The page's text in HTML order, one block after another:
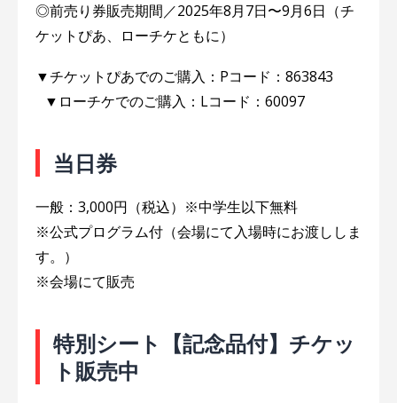
◎前売り券販売期間／2025年8月7日〜9月6日（チ
ケットぴあ、ローチケともに）
▼チケットぴあでのご購入：Pコード：863843
▼ローチケでのご購入：Lコード：60097
当日券
一般：3,000円（税込）※中学生以下無料
※公式プログラム付（会場にて入場時にお渡ししま
す。）
※会場にて販売
特別シート【記念品付】チケッ
ト販売中